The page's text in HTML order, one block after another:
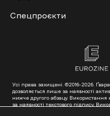
Спецпроєкти
Усі права захищені. ©2016-2026.
дозволяється лише за наявності
нижче другого абзацу.
за наявності текстового підпису.